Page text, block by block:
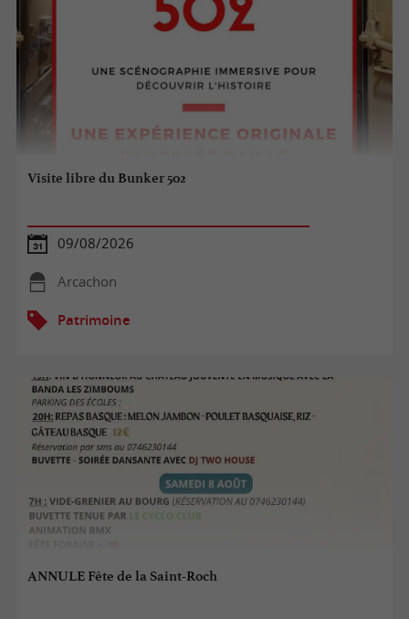
Visite libre du Bunker 502
09/08/2026
Arcachon
Patrimoine
ANNULE Fête de la Saint-Roch